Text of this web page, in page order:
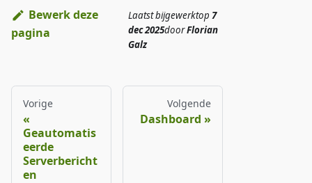
Bewerk deze
pagina
Laatst bijgewerktop 7
dec 2025doorFlorian
Galz
Vorige
Geautomatis
eerde
Serverbericht
en
Volgende
Dashboard